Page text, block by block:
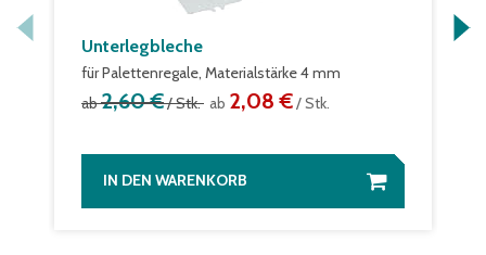
Unterlegbleche
für Palettenregale, Materialstärke 4 mm
ab2,60 €/ Stk. ab 2,08 €/ Stk.
IN DEN WARENKORB